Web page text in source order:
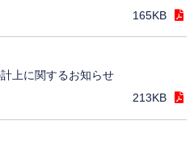
165KB
上に関するお知らせ
213KB